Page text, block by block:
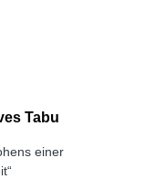
Tabu
einer